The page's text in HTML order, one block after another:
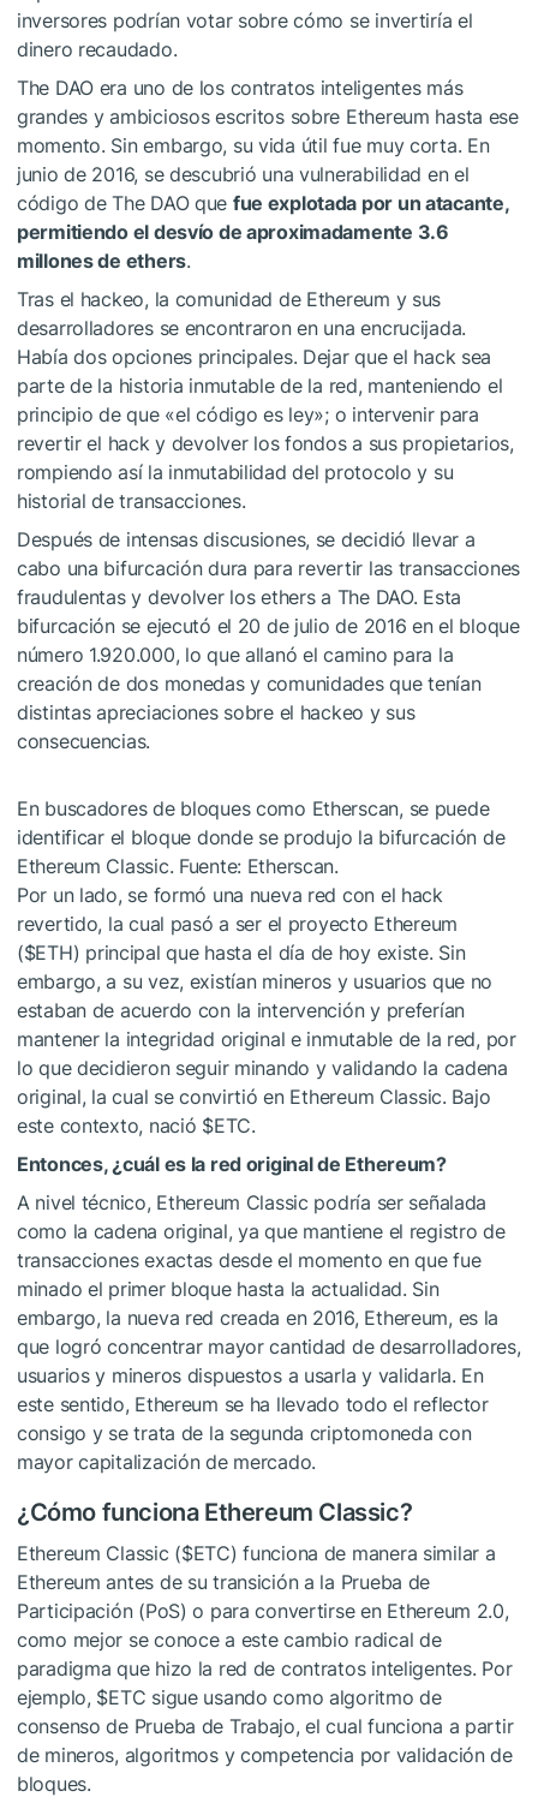
inversores podrían votar sobre cómo se invertiría el
dinero recaudado.
The DAO era uno de los contratos inteligentes más
grandes y ambiciosos escritos sobre Ethereum hasta ese
momento. Sin embargo, su vida útil fue muy corta. En
junio de 2016, se descubrió una vulnerabilidad en el
código de The DAO que fue explotada por un atacante,
permitiendo el desvío de aproximadamente 3.6
millones de ethers.
Tras el hackeo, la comunidad de Ethereum y sus
desarrolladores se encontraron en una encrucijada.
Había dos opciones principales. Dejar que el hack sea
parte de la historia inmutable de la red, manteniendo el
principio de que «el código es ley»; o intervenir para
revertir el hack y devolver los fondos a sus propietarios,
rompiendo así la inmutabilidad del protocolo y su
historial de transacciones.
Después de intensas discusiones, se decidió llevar a
cabo una bifurcación dura para revertir las transacciones
fraudulentas y devolver los ethers a The DAO. Esta
bifurcación se ejecutó el 20 de julio de 2016 en el bloque
número 1.920.000, lo que allanó el camino para la
creación de dos monedas y comunidades que tenían
distintas apreciaciones sobre el hackeo y sus
consecuencias.
En buscadores de bloques como Etherscan, se puede
identificar el bloque donde se produjo la bifurcación de
Ethereum Classic. Fuente: Etherscan.
Por un lado, se formó una nueva red con el hack
revertido, la cual pasó a ser el proyecto Ethereum
($ETH) principal que hasta el día de hoy existe. Sin
embargo, a su vez, existían mineros y usuarios que no
estaban de acuerdo con la intervención y preferían
mantener la integridad original e inmutable de la red, por
lo que decidieron seguir minando y validando la cadena
original, la cual se convirtió en Ethereum Classic. Bajo
este contexto, nació $ETC.
Entonces, ¿cuál es la red original de Ethereum?
A nivel técnico, Ethereum Classic podría ser señalada
como la cadena original, ya que mantiene el registro de
transacciones exactas desde el momento en que fue
minado el primer bloque hasta la actualidad. Sin
embargo, la nueva red creada en 2016, Ethereum, es la
que logró concentrar mayor cantidad de desarrolladores,
usuarios y mineros dispuestos a usarla y validarla. En
este sentido, Ethereum se ha llevado todo el reflector
consigo y se trata de la segunda criptomoneda con
mayor capitalización de mercado.
¿Cómo funciona Ethereum Classic?
Ethereum Classic ($ETC) funciona de manera similar a
Ethereum antes de su transición a la Prueba de
Participación (PoS) o para convertirse en Ethereum 2.0,
como mejor se conoce a este cambio radical de
paradigma que hizo la red de contratos inteligentes. Por
ejemplo, $ETC sigue usando como algoritmo de
consenso de Prueba de Trabajo, el cual funciona a partir
de mineros, algoritmos y competencia por validación de
bloques.